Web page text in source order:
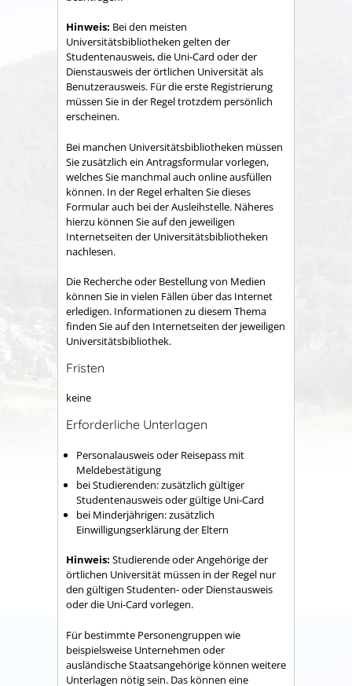
Hinweis: Bei den meisten
Universitätsbibliotheken gelten der
Studentenausweis, die Uni-Card oder der
Dienstausweis der örtlichen Universität als
Benutzerausweis. Für die erste Registrierung
müssen Sie in der Regel trotzdem persönlich
erscheinen.
Bei manchen Universitätsbibliotheken müssen
Sie zusätzlich ein Antragsformular vorlegen,
welches Sie manchmal auch online ausfüllen
können. In der Regel erhalten Sie dieses
Formular auch bei der Ausleihstelle. Näheres
hierzu können Sie auf den jeweiligen
Internetseiten der Universitätsbibliotheken
nachlesen.
Die Recherche oder Bestellung von Medien
können Sie in vielen Fällen über das Internet
erledigen. Informationen zu diesem Thema
finden Sie auf den Internetseiten der jeweiligen
Universitätsbibliothek.
Fristen
keine
Erforderliche Unterlagen
Personalausweis oder Reisepass mit
Meldebestätigung
bei Studierenden: zusätzlich gültiger
Studentenausweis oder gültige Uni-Card
bei Minderjährigen: zusätzlich
Einwilligungserklärung der Eltern
Hinweis: Studierende oder Angehörige der
örtlichen Universität müssen in der Regel nur
den gültigen Studenten- oder Dienstausweis
oder die Uni-Card vorlegen.
Für bestimmte Personengruppen wie
beispielsweise Unternehmen oder
ausländische Staatsangehörige können weitere
Unterlagen nötig sein. Das können eine